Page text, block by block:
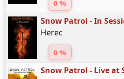
0 %
Snow Patrol - In
Herec
0 %
Snow Patrol - Live at